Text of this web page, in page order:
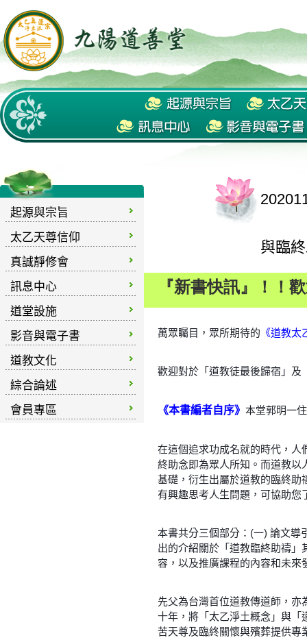
起源與宗旨
太乙天尊信仰
真誠靜修會
訊息中心
道堂設施
影音與電子書
道教文化
綜合論述
會員專區
與臨
『新書快訊』！！
萬眾矚目，眾所期待的 《道教
歡迎對於「道教徒最後歸宿」及
《本書編者自序》 本堂郭明一
在這個追求功成名就的時代，人
終助念即為眾人所知。而道教以
基礎，衍生出屬於道教的臨終助
有興趣思考人生問題，可協助您
本書共分三個部分：(一) 論文導
出的介紹關於「道教臨終助禱
容，以及推廣課程的內容和未來
先父為台灣首位道教傳道師，
十年，將「太乙淨土概念」與「
苦天尊及臨終關懷與殯葬提供